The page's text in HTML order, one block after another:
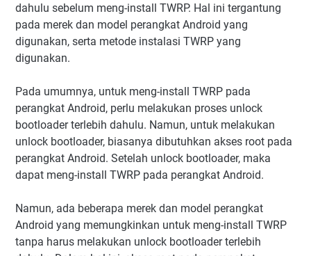
dahulu sebelum meng-install TWRP. Hal ini tergantung
pada merek dan model perangkat Android yang
digunakan, serta metode instalasi TWRP yang
digunakan.
Pada umumnya, untuk meng-install TWRP pada
perangkat Android, perlu melakukan proses unlock
bootloader terlebih dahulu. Namun, untuk melakukan
unlock bootloader, biasanya dibutuhkan akses root pada
perangkat Android. Setelah unlock bootloader, maka
dapat meng-install TWRP pada perangkat Android.
Namun, ada beberapa merek dan model perangkat
Android yang memungkinkan untuk meng-install TWRP
tanpa harus melakukan unlock bootloader terlebih